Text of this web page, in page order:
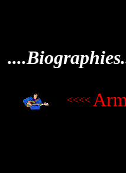
<<<<